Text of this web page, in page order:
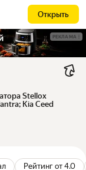
Открыть
РЕКЛАМА
Stellox
Kia Ceed
Рейтинг от 4.0